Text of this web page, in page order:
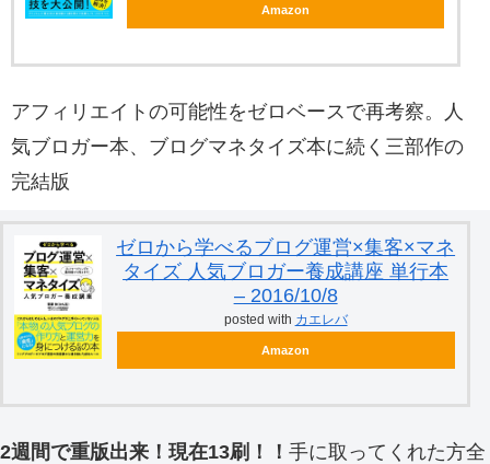
Amazon
アフィリエイトの可能性をゼロベースで再考察。人
気ブロガー本、ブログマネタイズ本に続く三部作の
完結版
ゼロから学べるブログ運営×集客×マネ
タイズ 人気ブロガー養成講座 単行本
– 2016/10/8
posted with カエレバ
Amazon
2週間で重版出来！現在13刷！！ 手に取ってくれた方全